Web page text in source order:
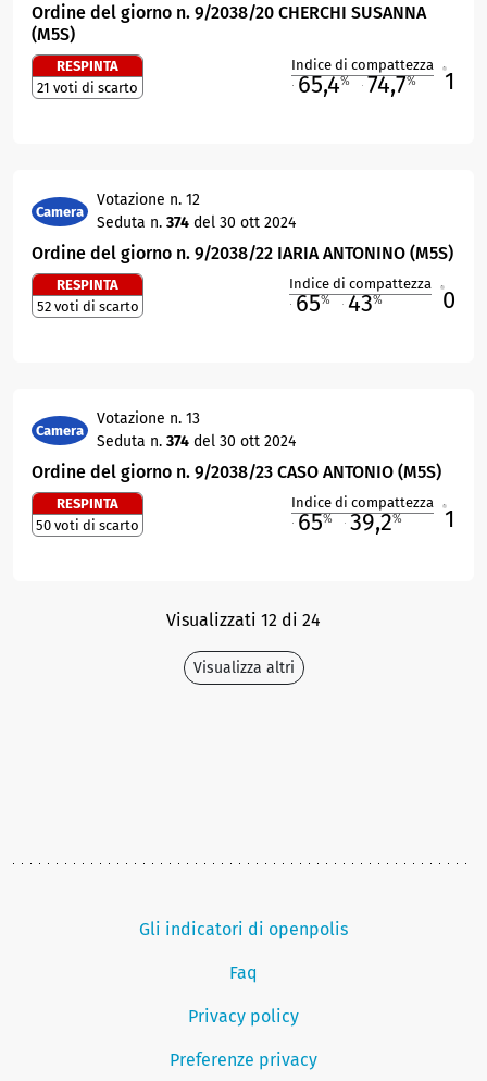
Ordine del giorno n. 9/2038/20 CHERCHI SUSANNA
(M5S)
RESPINTA
21 voti di scarto
Indice di compattezza
65,4% 74,7% 1
Camera
Votazione n. 12
Seduta n. 374 del 30 ott 2024
Ordine del giorno n. 9/2038/22 IARIA ANTONINO (M5S)
RESPINTA
52 voti di scarto
Indice di compattezza
65% 43% 0
Camera
Votazione n. 13
Seduta n. 374 del 30 ott 2024
Ordine del giorno n. 9/2038/23 CASO ANTONIO (M5S)
RESPINTA
50 voti di scarto
Indice di compattezza
65% 39,2% 1
Visualizzati 12 di 24
Visualizza altri
Gli indicatori di openpolis
Faq
Privacy policy
Preferenze privacy